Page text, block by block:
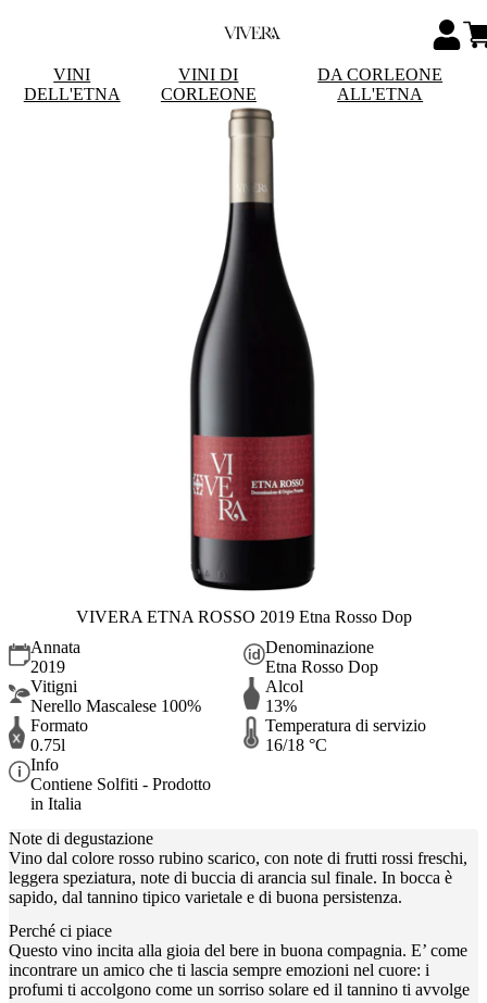
VINI
DELL'ETNA
VINI DI
CORLEONE
DA CORLEONE
ALL'ETNA
VIVERA ETNA ROSSO 2019 Etna Rosso Dop
Annata
2019
Denominazione
Etna Rosso Dop
Vitigni
Nerello Mascalese 100%
Alcol
13%
Formato
0.75l
Temperatura di servizio
16/18 °C
Info
Contiene Solfiti - Prodotto
in Italia
Note di degustazione
Vino dal colore rosso rubino scarico, con note di frutti rossi freschi,
leggera speziatura, note di buccia di arancia sul finale. In bocca è
sapido, dal tannino tipico varietale e di buona persistenza.
Perché ci piace
Questo vino incita alla gioia del bere in buona compagnia. E’ come
incontrare un amico che ti lascia sempre emozioni nel cuore: i
profumi ti accolgono come un sorriso solare ed il tannino ti avvolge